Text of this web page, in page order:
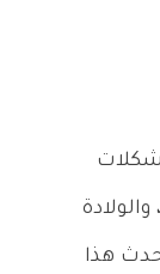
هذا